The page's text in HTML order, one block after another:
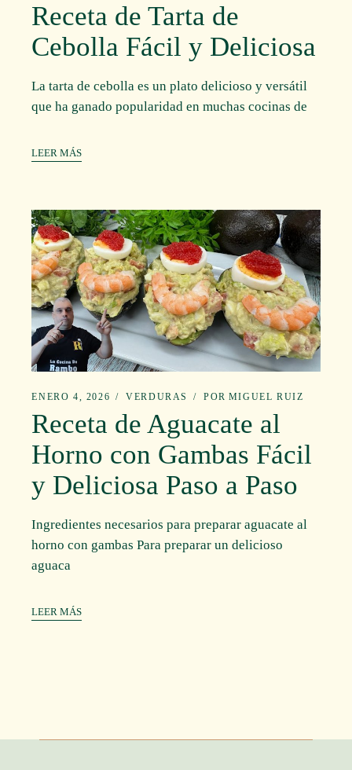
Receta de Tarta de
Cebolla Fácil y Deliciosa
La tarta de cebolla es un plato delicioso y versátil
que ha ganado popularidad en muchas cocinas de
LEER MÁS
ENERO 4, 2026 VERDURAS POR MIGUEL RUIZ
Receta de Aguacate al
Horno con Gambas Fácil
y Deliciosa Paso a Paso
Ingredientes necesarios para preparar aguacate al
horno con gambas Para preparar un delicioso
aguaca
LEER MÁS